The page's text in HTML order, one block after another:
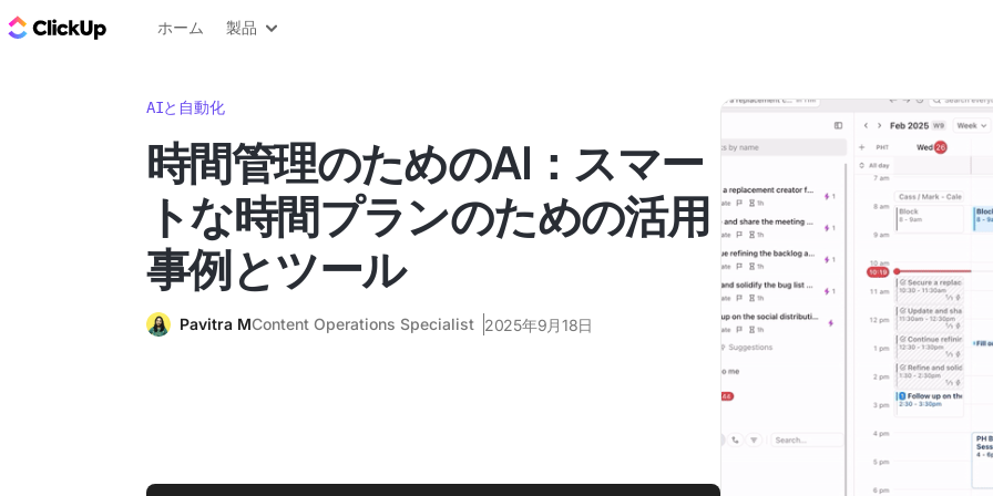
ClickUp ブログ
ホーム 製品
AIと自動化
時間管理のためのAI：スマー
トな時間プランのための活用
事例とツール
Pavitra MContent Operations Specialist 2025年9月18日